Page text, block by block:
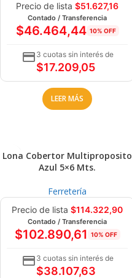
Precio de lista $51.627,16
Contado / Transferencia
$46.464,44 10% OFF
3 cuotas sin interés de
$17.209,05
LEER MÁS
Lona Cobertor Multiproposito
Azul 5×6 Mts.
Ferretería
Precio de lista $114.322,90
Contado / Transferencia
$102.890,61 10% OFF
3 cuotas sin interés de
$38.107,63